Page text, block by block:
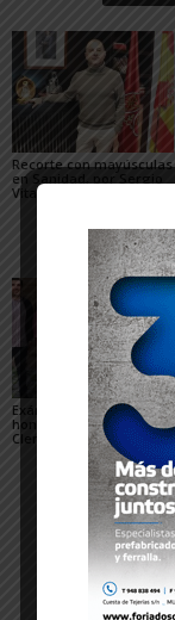
Recorte con mayúsculas
en Sanidad, por Sergio
Vitas
Exámenes de
honestidad, por Estíbaliz
Clemente